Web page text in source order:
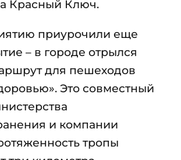
Красный Ключ.
приурочили еще
– в городе отрылся
для пешеходов
Это совместный
и компании
тропы